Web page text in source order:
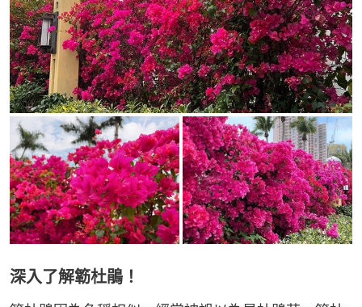
深入了解簕杜鵑！